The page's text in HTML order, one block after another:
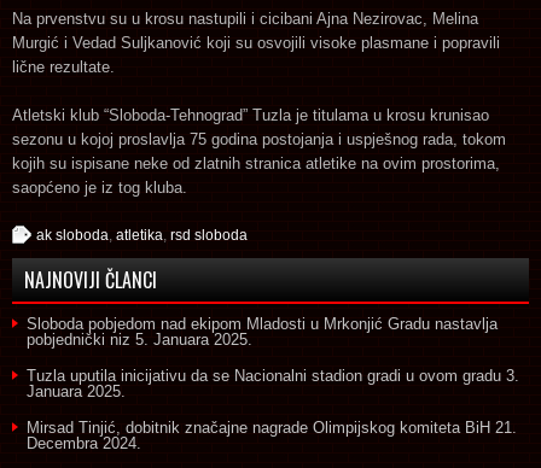
Na prvenstvu su u krosu nastupili i cicibani Ajna Nezirovac, Melina
Murgić i Vedad Suljkanović koji su osvojili visoke plasmane i popravili
lične rezultate.
Atletski klub “Sloboda-Tehnograd” Tuzla je titulama u krosu krunisao
sezonu u kojoj proslavlja 75 godina postojanja i uspješnog rada, tokom
kojih su ispisane neke od zlatnih stranica atletike na ovim prostorima,
saopćeno je iz tog kluba.
ak sloboda atletika rsd sloboda
NAJNOVIJI ČLANCI
Sloboda pobjedom nad ekipom Mladosti u Mrkonjić Gradu nastavlja
pobjednički niz 5. Januara 2025.
Tuzla uputila inicijativu da se Nacionalni stadion gradi u ovom gradu 3.
Januara 2025.
Mirsad Tinjić, dobitnik značajne nagrade Olimpijskog komiteta BiH 21.
Decembra 2024.